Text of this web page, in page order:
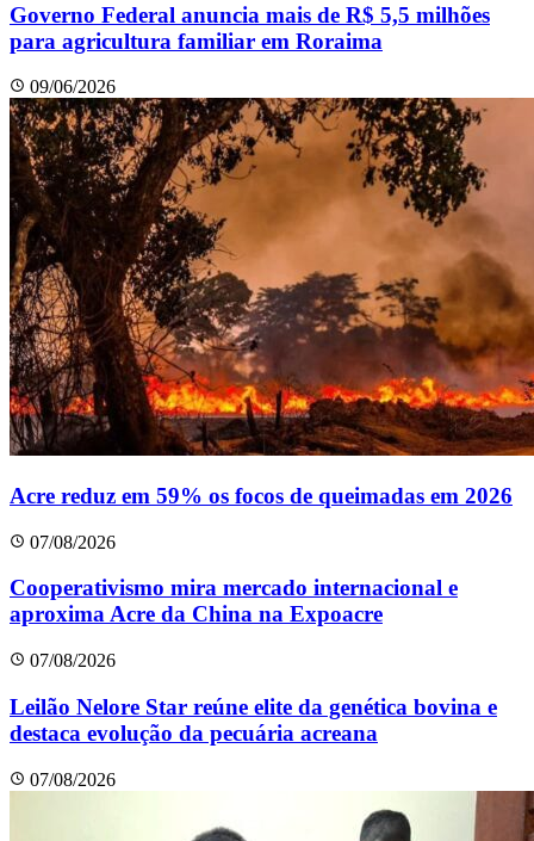
Governo Federal anuncia mais de R$ 5,5 milhões
para agricultura familiar em Roraima
09/06/2026
Acre reduz em 59% os focos de queimadas em 2026
07/08/2026
Cooperativismo mira mercado internacional e
aproxima Acre da China na Expoacre
07/08/2026
Leilão Nelore Star reúne elite da genética bovina e
destaca evolução da pecuária acreana
07/08/2026